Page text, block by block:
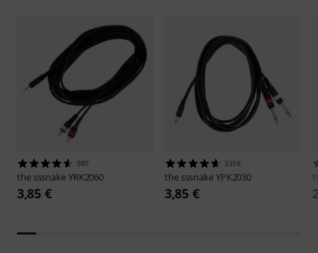
987
the sssnakeYRK2060
3,85 €
3316
the sssnakeYPK2030
3,85 €